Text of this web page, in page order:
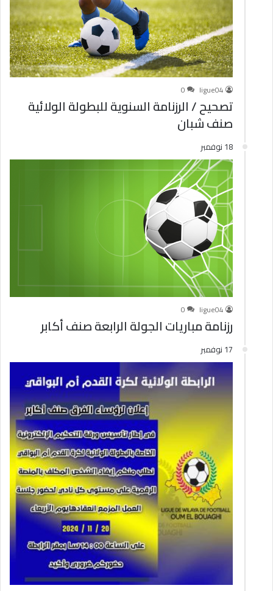
ligue04
0
تصحيح / الرزنامة السنوية للبطولة الولائية
صنف شبان
18 نوفمبر
ligue04
0
رزنامة مباريات الجولة الرابعة صنف أكابر
17 نوفمبر